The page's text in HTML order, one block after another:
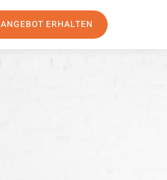
ANGEBOT ERHALTEN